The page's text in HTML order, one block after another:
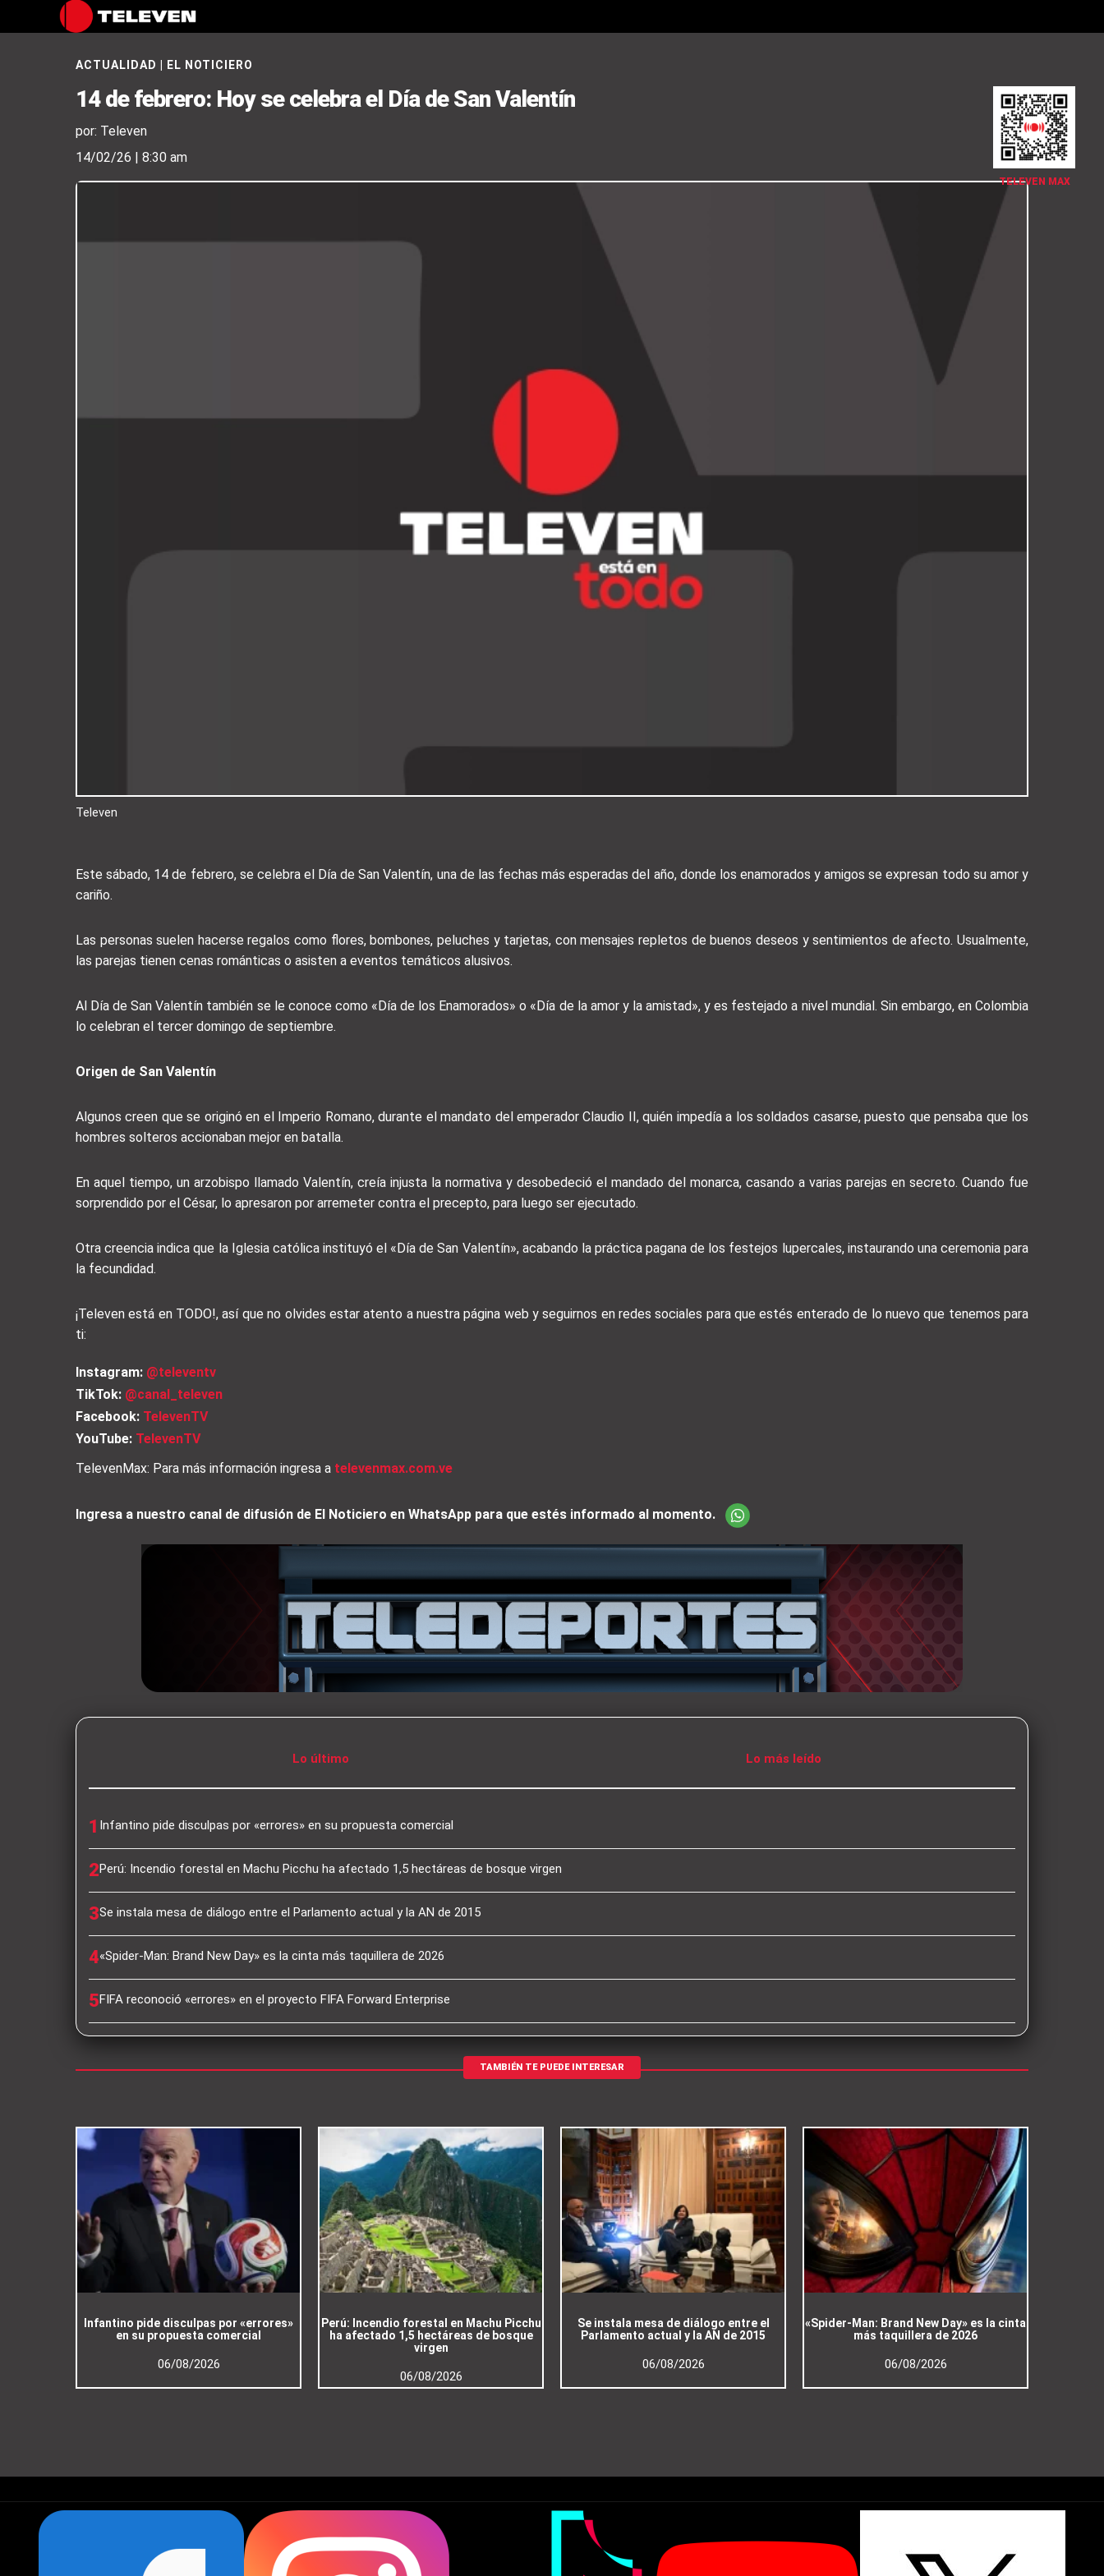
TELEVEN MAX
ACTUALIDAD EL NOTICIERO
14 de febrero: Hoy se celebra el Día de San Valentín
por: Televen
14/02/26 | 8:30 am
Televen
Este sábado, 14 de febrero, se celebra el Día de San Valentín, una de las fechas más esperadas del año, donde los enamorados y amigos se expresan todo su amor y
cariño.
Las personas suelen hacerse regalos como flores, bombones, peluches y tarjetas, con mensajes repletos de buenos deseos y sentimientos de afecto. Usualmente,
las parejas tienen cenas románticas o asisten a eventos temáticos alusivos.
Al Día de San Valentín también se le conoce como «Día de los Enamorados» o «Día de la amor y la amistad», y es festejado a nivel mundial. Sin embargo, en Colombia
lo celebran el tercer domingo de septiembre.
Origen de San Valentín
Algunos creen que se originó en el Imperio Romano, durante el mandato del emperador Claudio II, quién impedía a los soldados casarse, puesto que pensaba que los
hombres solteros accionaban mejor en batalla.
En aquel tiempo, un arzobispo llamado Valentín, creía injusta la normativa y desobedeció el mandado del monarca, casando a varias parejas en secreto. Cuando fue
sorprendido por el César, lo apresaron por arremeter contra el precepto, para luego ser ejecutado.
Otra creencia indica que la Iglesia católica instituyó el «Día de San Valentín», acabando la práctica pagana de los festejos lupercales, instaurando una ceremonia para
la fecundidad.
¡Televen está en TODO!, así que no olvides estar atento a nuestra página web y seguirnos en redes sociales para que estés enterado de lo nuevo que tenemos para
ti:
Instagram: @televentv
TikTok: @canal_televen
Facebook: TelevenTV
YouTube: TelevenTV
TelevenMax: Para más información ingresa a televenmax.com.ve
Ingresa a nuestro canal de difusión de El Noticiero en WhatsApp para que estés informado al momento.
Lo último Lo más leído
1 Infantino pide disculpas por «errores» en su propuesta comercial
2Perú: Incendio forestal en Machu Picchu ha afectado 1,5 hectáreas de bosque virgen
3Se instala mesa de diálogo entre el Parlamento actual y la AN de 2015
4«Spider-Man: Brand New Day» es la cinta más taquillera de 2026
5FIFA reconoció «errores» en el proyecto FIFA Forward Enterprise
TAMBIÉN TE PUEDE INTERESAR
Infantino pide disculpas por «errores»
en su propuesta comercial
06/08/2026
Perú: Incendio forestal en Machu Picchu
ha afectado 1,5 hectáreas de bosque
virgen
06/08/2026
Se instala mesa de diálogo entre el
Parlamento actual y la AN de 2015
06/08/2026
«Spider-Man: Brand New Day» es la cinta
más taquillera de 2026
06/08/2026